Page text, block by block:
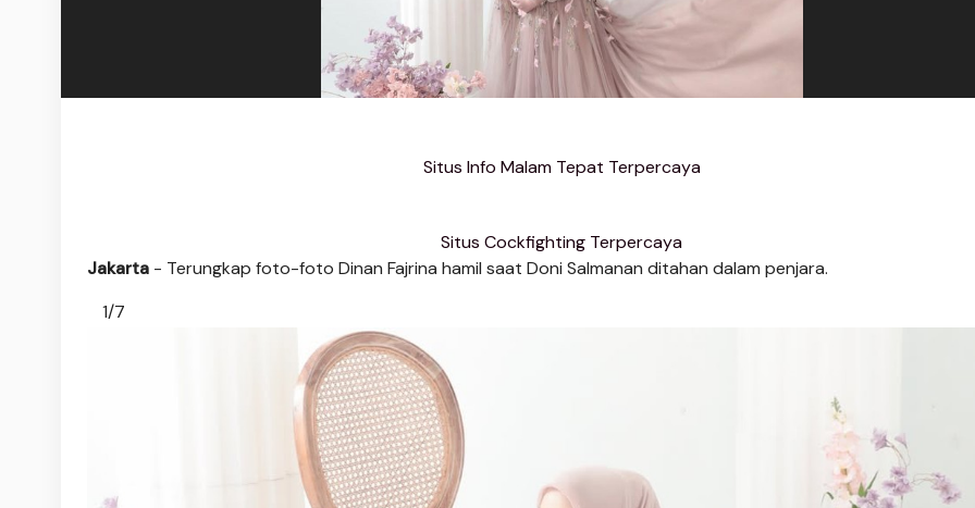
Situs Info Malam Tepat Terpercaya
Situs Cockfighting Terpercaya
Jakarta - Terungkap foto-foto Dinan Fajrina hamil saat Doni Salmanan ditahan dalam penjara.
1/7